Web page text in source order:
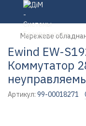
Мережеве
Ewind EW-
Коммутатор
Артикул: 99-00018271